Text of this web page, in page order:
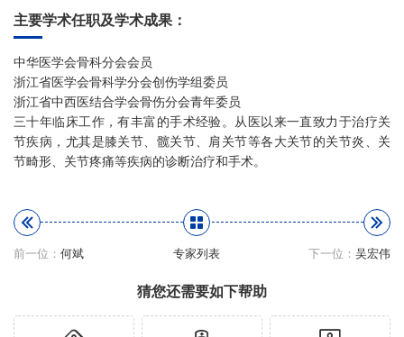
主要学术任职及学术成果：
中华医学会骨科分会会员
浙江省医学会骨科学分会创伤学组委员
浙江省中西医结合学会骨伤分会青年委员
三十年临床工作，有丰富的手术经验。从医以来一直致力于治疗关
节疾病，尤其是膝关节、髋关节、肩关节等各大关节的关节炎、关
节畸形、关节疼痛等疾病的诊断治疗和手术。
前一位： 何斌 专家列表 下一位： 吴宏伟
猜您还需要如下帮助